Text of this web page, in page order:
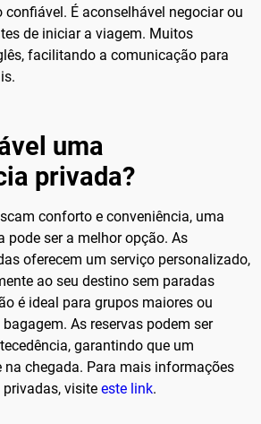
confiável. É aconselhável negociar ou
de iniciar a viagem. Muitos
facilitando a comunicação para
uma
privada?
conforto e conveniência, uma
pode ser a melhor opção. As
oferecem um serviço personalizado,
ao seu destino sem paradas
é ideal para grupos maiores ou
As reservas podem ser
garantindo que um
na chegada. Para mais informações
visite este link.